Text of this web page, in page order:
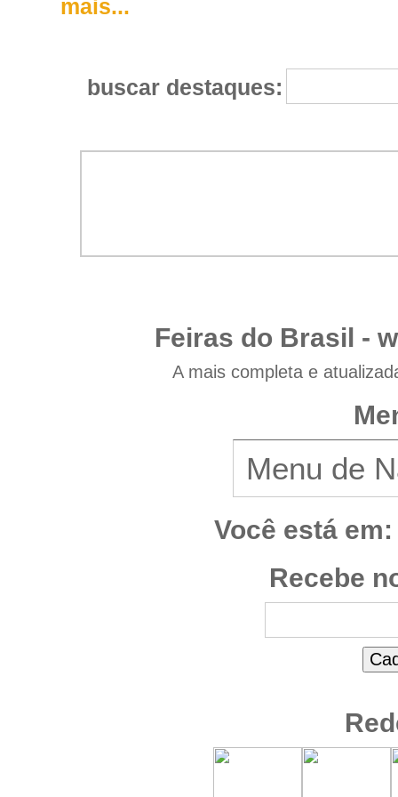
mais...
buscar destaques:
Feiras do Brasil -
A mais completa e
Você está em:
Recebe